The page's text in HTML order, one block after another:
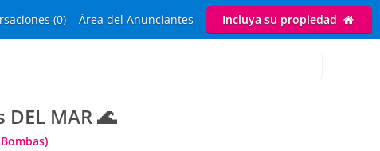
(0) Área del Anunciantes Incluya su propiedad
DEL MAR 🌊